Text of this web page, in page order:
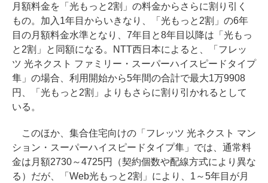
月額料金を「光もっと2割」の料金からさらに割り引く
もの。加入1年目からいきなり、「光もっと2割」の6年
目の月額料金水準となり、7年目と8年目以降は「光もっ
と2割」と同額になる。NTT西日本によると、「フレッ
ツ 光ネクスト ファミリー・スーパーハイスピードタイプ
隼」の場合、利用開始から5年間の合計で最大1万9908
円、「光もっと2割」よりもさらに割り引かれるとして
いる。
このほか、集合住宅向けの「フレッツ 光ネクスト マン
ション・スーパーハイスピードタイプ隼」では、通常料
金は月額2730～4725円（契約個数や配線方式により異な
る）だが、「Web光もっと2割」により、1～5年目が月